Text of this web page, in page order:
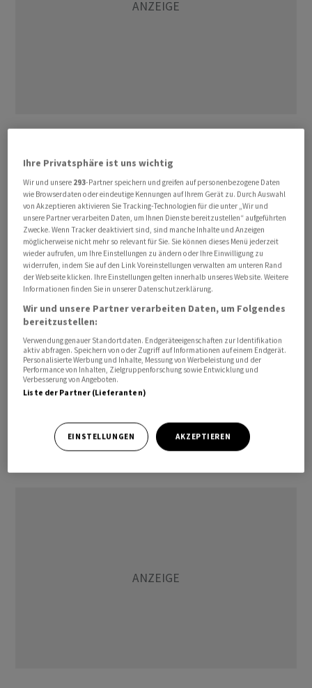
Musk-Firma unerlässlich für US-Raumfahrt
SpaceX spielt mit seinen Raketen eine Schlüsselrolle
für das amerikanische Raumfahrtprogramm. Das
Unternehmen betreibt zudem den Satelliten-
Internetdienst Starlink. Musk brachte in SpaceX auch
seine KI-Firma xAI samt der Online-Plattform X ein. Der
Konzern wurde bei dieser Fusion laut Medienberichten
insgesamt mit 1,25 Billionen Dollar bewertet.
Jüngst gab Musk bekannt, dass xAI kein eigenständiges
Unternehmen mehr sei, sondern seine KI-Produkte wie
den Chatbot Grok unter der Marke SpaceXAI
vermarkten werde. Der Multimilliardär stellt für die
Zukunft KI-Rechenzentren im All in Aussicht. Die Idee
dahinter ist, dass die Sonne dort viel Energie liefern
verweisen allerdings auf Probleme wie die erheblichen
Aufbaukosten sowie die Strahlung, die Schaltkreise
Ihre Privatsphäre ist uns wichtig
Wir und unsere 293-Partner speichern und greifen auf personenbezogene Daten
wie Browserdaten oder eindeutige Kennungen auf Ihrem Gerät zu. Durch Auswahl
von Akzeptieren aktivieren Sie Tracking-Technologien für die unter „Wir und
unsere Partner verarbeiten Daten, um Ihnen Dienste bereitzustellen“ aufgeführten
Zwecke. Wenn Tracker deaktiviert sind, sind manche Inhalte und Anzeigen
möglicherweise nicht mehr so relevant für Sie. Sie können dieses Menü jederzeit
wieder aufrufen, um Ihre Einstellungen zu ändern oder Ihre Einwilligung zu
widerrufen, indem Sie auf den Link Voreinstellungen verwalten am unteren Rand
der Webseite klicken. Ihre Einstellungen gelten innerhalb unseres Website. Weitere
Informationen finden Sie in unserer Datenschutzerklärung.
Wir und unsere Partner verarbeiten Daten, um Folgendes
bereitzustellen:
Verwendung genauer Standortdaten. Endgeräteeigenschaften zur Identifikation
aktiv abfragen. Speichern von oder Zugriff auf Informationen auf einem Endgerät.
Personalisierte Werbung und Inhalte, Messung von Werbeleistung und der
Performance von Inhalten, Zielgruppenforschung sowie Entwicklung und
Verbesserung von Angeboten.
Liste der Partner (Lieferanten)
EINSTELLUNGEN AKZEPTIEREN